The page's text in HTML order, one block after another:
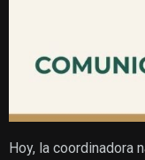
Hoy, la coordinadora